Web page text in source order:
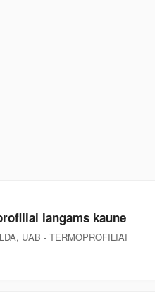
langams kaune
UAB - TERMOPROFILIAI